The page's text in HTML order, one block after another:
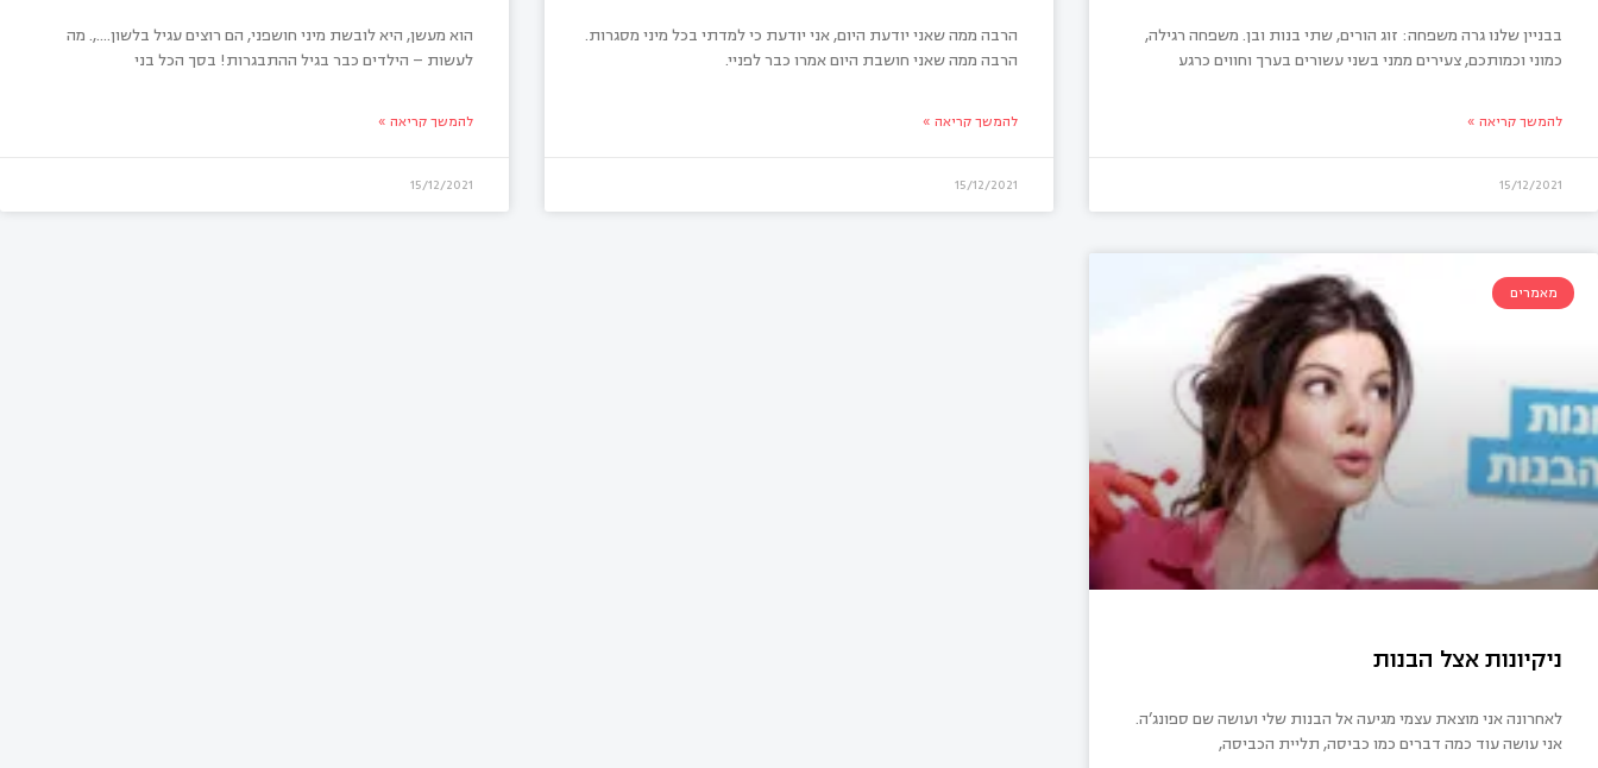
בבניין שלנו גרה משפחה: זוג הורים, שתי בנות ובן. משפחה רגילה,
כמוני וכמותכם, צעירים ממני בשני עשורים בערך וחווים כרגע
להמשך קריאה »
15/12/2021
הרבה ממה שאני יודעת היום, אני יודעת כי למדתי בכל מיני מסגרות.
הרבה ממה שאני חושבת היום אמרו כבר לפניי.
להמשך קריאה »
15/12/2021
הוא מעשן, היא לובשת מיני חושפני, הם רוצים עגיל בלשון….,. מה
לעשות – הילדים כבר בגיל ההתבגרות! בסך הכל בני
להמשך קריאה »
15/12/2021
מאמרים
ניקיונות אצל הבנות
לאחרונה אני מוצאת עצמי מגיעה אל הבנות שלי ועושה שם ספונג’ה.
אני עושה עוד כמה דברים כמו כביסה, תליית הכביסה,